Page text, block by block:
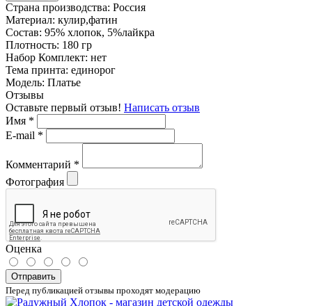
Страна производства: Россия
Материал: кулир,фатин
Состав: 95% хлопок, 5%лайкра
Плотность: 180 гр
Набор Комплект: нет
Тема принта: единорог
Модель: Платье
Отзывы
Оставьте первый отзыв! Написать отзыв
Имя *
E-mail *
Комментарий *
Фотография
Оценка
Отправить
Перед публикацией отзывы проходят модерацию